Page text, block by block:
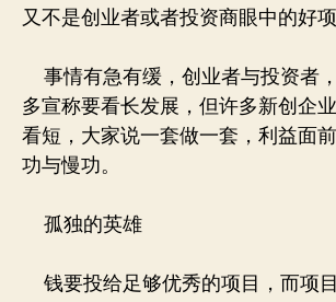
又不是创业者或者投资商眼中的好项
事情有急有缓，创业者与投资者
多宣称要看长发展，但许多新创企
看短，大家说一套做一套，利益面
功与慢功。
孤独的英雄
钱要投给足够优秀的项目，而项